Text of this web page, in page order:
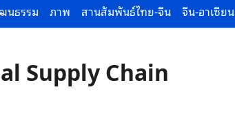
นธรรม ภาพ สานสัมพันธ์ไทย-จีน จีน-อาเซียน
Supply Chain